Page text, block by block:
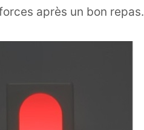
après un bon repas.